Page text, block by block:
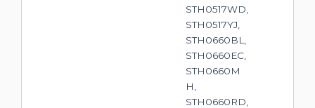
STH0517WD,
STH0517YJ,
STH0660BL,
STH0660EC,
STH0660M
H,
STH0660RD,